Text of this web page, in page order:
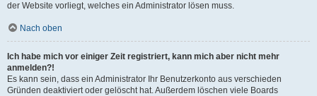
der Website vorliegt, welches ein Administrator lösen muss.
Nach oben
Ich habe mich vor einiger Zeit registriert, kann mich aber nicht mehr
anmelden?!
Es kann sein, dass ein Administrator Ihr Benutzerkonto aus verschieden
Gründen deaktiviert oder gelöscht hat. Außerdem löschen viele Boards